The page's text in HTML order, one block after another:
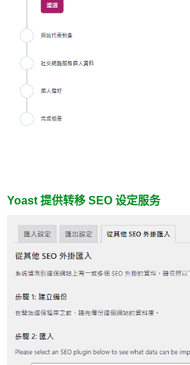
Yoast 提供转移 SEO 设定服务